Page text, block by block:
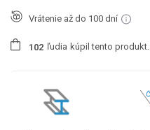
Vrátenie až do 100 dní
1 02 ľudia kúpil tento produkt.